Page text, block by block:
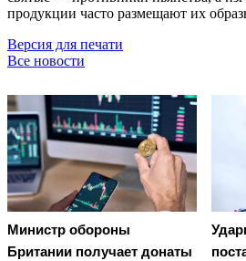
продукции часто размещают их
Версия для печати
Все новости
Министр обороны
Британии получает донаты